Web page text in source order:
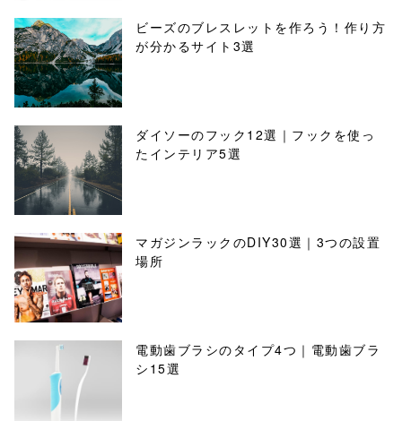
ビーズのブレスレットを作ろう！作り方
が分かるサイト3選
ダイソーのフック12選｜フックを使っ
たインテリア5選
マガジンラックのDIY30選｜3つの設置
場所
電動歯ブラシのタイプ4つ｜電動歯ブラ
シ15選